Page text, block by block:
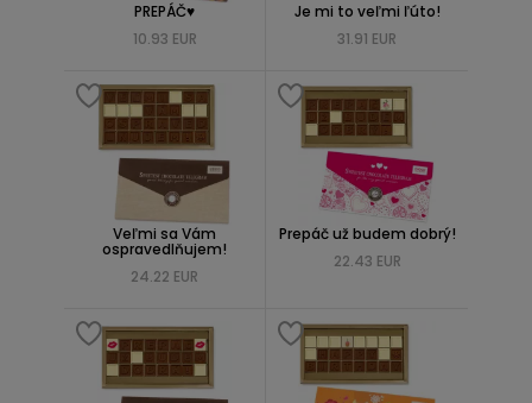
PREPÁČ♥
10.93 EUR
Je mi to veľmi ľúto!
31.91 EUR
Veľmi sa Vám
ospravedlňujem!
24.22 EUR
Prepáč už budem dobrý!
22.43 EUR